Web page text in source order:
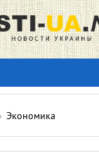
Экономика